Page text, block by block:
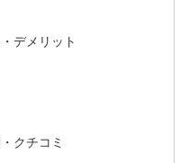
デメリット
クチコミ